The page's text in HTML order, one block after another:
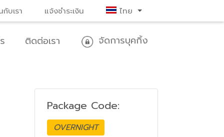
บเรา แจ้งชำระเงิน ไทย
ติดต่อเรา จัดการบุคกิ้ง
Package Code:
OVERNIGHT